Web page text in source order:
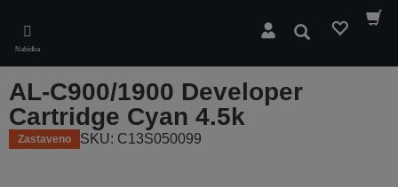
main
content
Nabídka
Hledat
AL-C900/1900 Developer
Cartridge Cyan 4.5k
Zastaveno SKU: C13S050099